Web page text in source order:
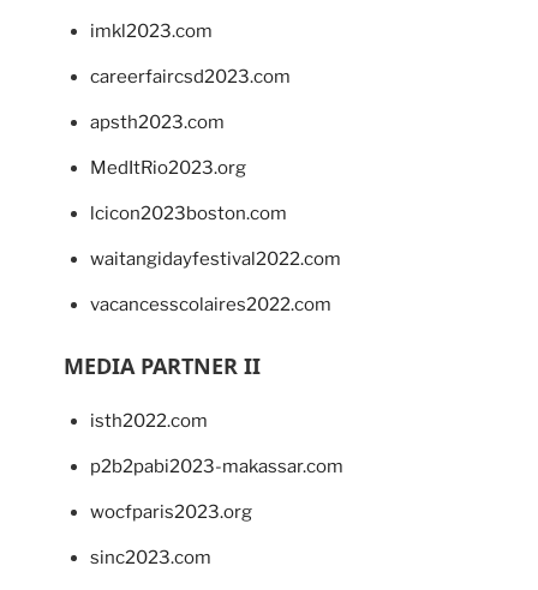
imkl2023.com
careerfaircsd2023.com
apsth2023.com
MedItRio2023.org
lcicon2023boston.com
waitangidayfestival2022.com
vacancesscolaires2022.com
MEDIA PARTNER II
isth2022.com
p2b2pabi2023-makassar.com
wocfparis2023.org
sinc2023.com